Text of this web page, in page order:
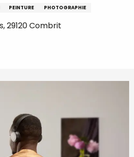
PEINTURE PHOTOGRAPHIE
29120 Combrit
favoris